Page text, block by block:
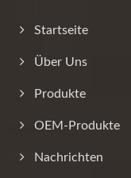
Startseite
Über Uns
Produkte
OEM-Produkte
Nachrichten